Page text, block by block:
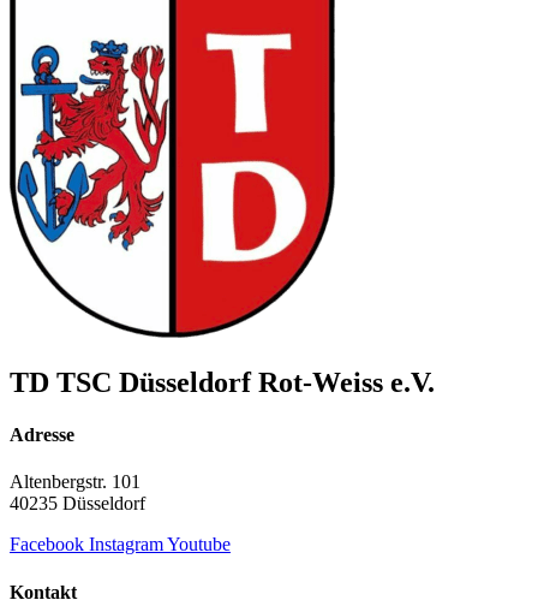
TD TSC Düsseldorf Rot-Weiss e.V.
Adresse
Altenbergstr. 101
40235 Düsseldorf
Facebook InstagramYoutube
Kontakt